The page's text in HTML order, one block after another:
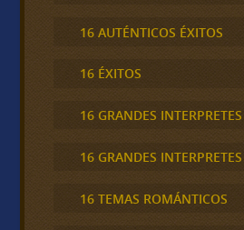
16 AUTÉNTICOS ÉXITOS
16 ÉXITOS
16 GRANDES INTERPRETES
16 GRANDES
16 TEMAS ROMÁNTICOS